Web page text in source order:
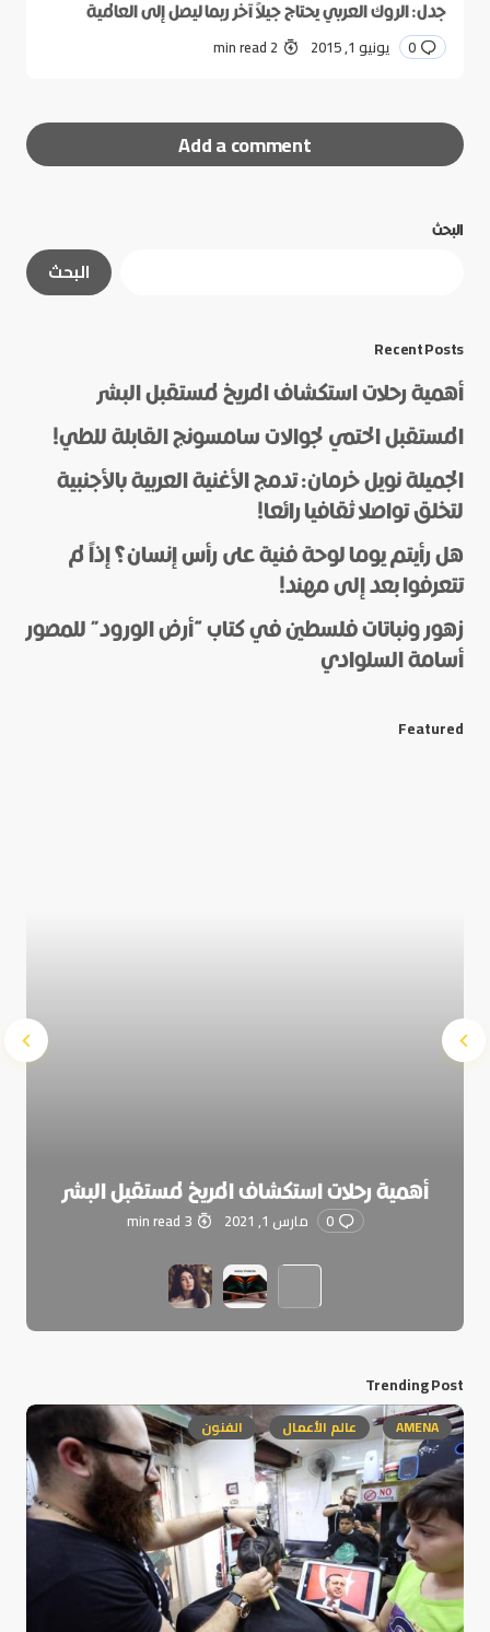
جدل: الروك العربي يحتاج جيلاً آخر ربما ليصل إلى العالمية
0 يونيو 1, 2015 2 min read
Add a comment
الحقول الإلزامية
Name
*
E-mail
*
البحث
البحث
Recent Posts
أهمية رحلات استكشاف المريخ لمستقبل البشر
المستقبل الحتمي لجوالات سامسونج القابلة للطي!
الجميلة نويل خرمان: تدمج الأغنية العربية بالأجنبية
لتخلق تواصلا ثقافيا رائعا!
هل رأيتم يوما لوحة فنية على رأس إنسان؟ إذاً لم
تتعرفوا بعد إلى مهند!
زهور ونباتات فلسطين في كتاب “أرض الورود” للمصور
أسامة السلوادي
Featured
أهمية رحلات استكشاف المريخ لمستقبل البشر
0 مارس 1, 2021 3 min read
Trending Post
AMENA عالم الأعمال الفنون